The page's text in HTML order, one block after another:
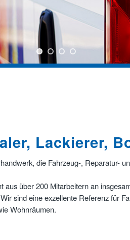
Lackierer,
die Fahrzeug-, Reparatur-
über 200 Mitarbeitern an
sind eine exzellente Referenz für
Wohnräumen.